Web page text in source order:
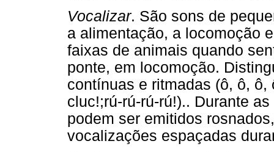
Vocalizar. São sons de
a alimentação, a locomoção
faixas de animais quando
ponte, em locomoção.
contínuas e ritmadas (ô, ô,
cluc!;rú-rú-rú-rú!).. Durante
podem ser emitidos
vocalizações espaçadas